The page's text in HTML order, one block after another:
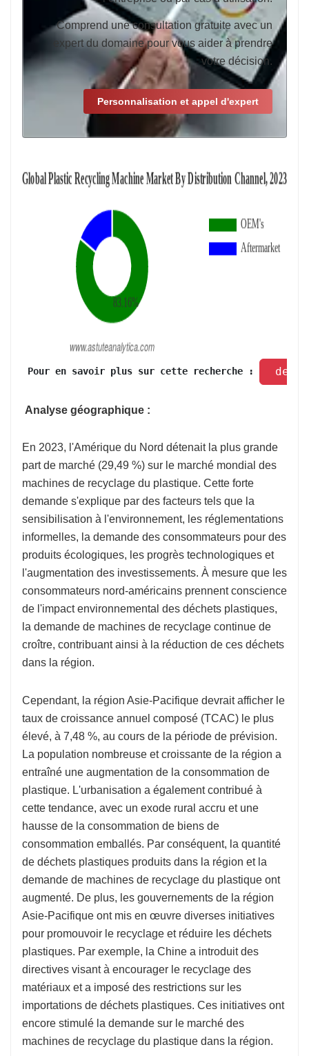
Comprend une consultation gratuite avec un
expert du domaine pour vous aider à prendre
votre décision.
Personnalisation et appel d'expert
Pour en savoir plus sur cette recherche :
Analyse géographique :
En 2023, l'Amérique du Nord détenait la plus grande
part de marché (29,49 %) sur le marché mondial des
machines de recyclage du plastique. Cette forte
demande s'explique par des facteurs tels que la
sensibilisation à l'environnement, les réglementations
informelles, la demande des consommateurs pour des
produits écologiques, les progrès technologiques et
l'augmentation des investissements. À mesure que les
consommateurs nord-américains prennent conscience
de l'impact environnemental des déchets plastiques,
la demande de machines de recyclage continue de
croître, contribuant ainsi à la réduction de ces déchets
dans la région.
Cependant, la région Asie-Pacifique devrait afficher le
taux de croissance annuel composé (TCAC) le plus
élevé, à 7,48 %, au cours de la période de prévision.
La population nombreuse et croissante de la région a
entraîné une augmentation de la consommation de
plastique. L'urbanisation a également contribué à
cette tendance, avec un exode rural accru et une
hausse de la consommation de biens de
consommation emballés. Par conséquent, la quantité
de déchets plastiques produits dans la région et la
demande de machines de recyclage du plastique ont
augmenté. De plus, les gouvernements de la région
Asie-Pacifique ont mis en œuvre diverses initiatives
pour promouvoir le recyclage et réduire les déchets
plastiques. Par exemple, la Chine a introduit des
directives visant à encourager le recyclage des
matériaux et a imposé des restrictions sur les
importations de déchets plastiques. Ces initiatives ont
encore stimulé la demande sur le marché des
machines de recyclage du plastique dans la région.